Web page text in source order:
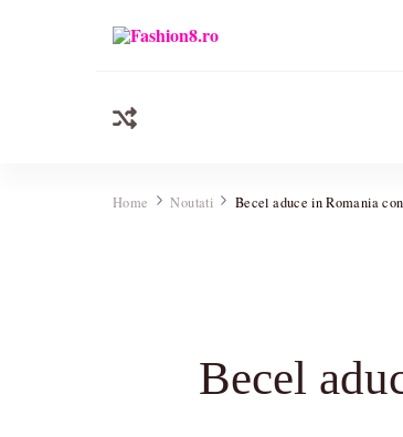
Home Noutati Becel aduce in Romania
Becel